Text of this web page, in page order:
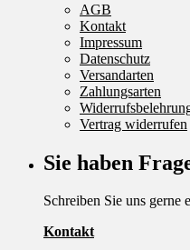
AGB
Kontakt
Impressum
Datenschutz
Versandarten
Zahlungsarten
Vertrag widerrufen
Sie haben
Schreiben Sie uns gerne
Kontakt